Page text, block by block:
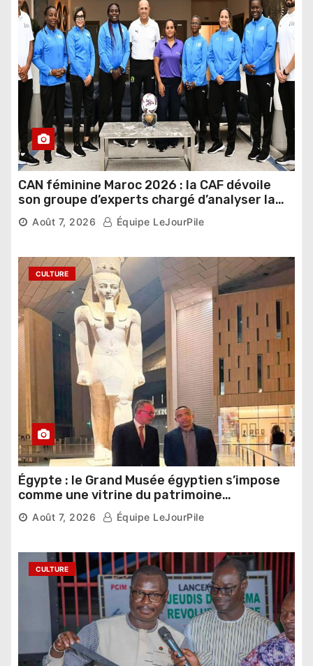
CAN féminine Maroc 2026 : la CAF dévoile
son groupe d’experts chargé d’analyser la
compétition
Août 7, 2026 Équipe LeJourPile
CULTURE
Égypte : le Grand Musée égyptien s’impose
comme une vitrine du patrimoine
pharaonique auprès des dirigeants
étrangers
Août 7, 2026 Équipe LeJourPile
CULTURE